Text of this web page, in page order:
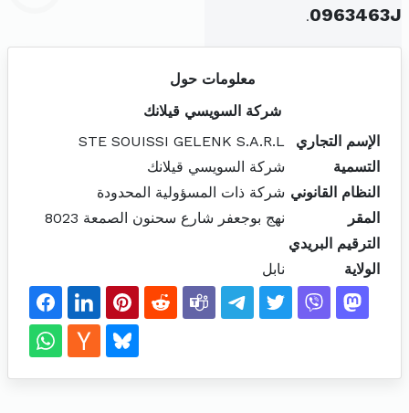
0963463J
.
معلومات حول
شركة السويسي قيلانك
الإسم التجاري
STE SOUISSI GELENK S.A.R.L
التسمية
شركة السويسي قيلانك
النظام القانوني شركة ذات المسؤولية المحدودة
المقر
نهج بوجعفر شارع سحنون الصمعة 8023
الترقيم البريدي
الولاية
نابل